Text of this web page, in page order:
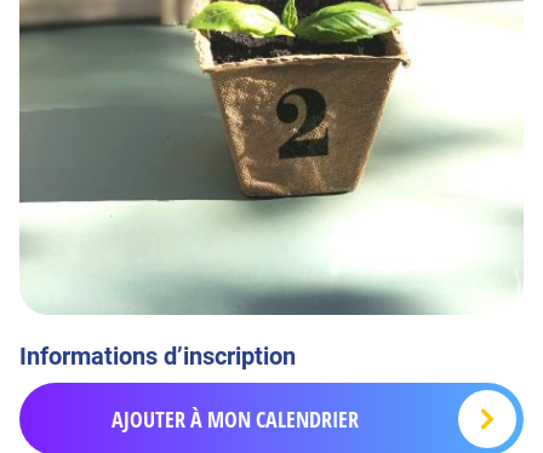
Informations d’inscription
AJOUTER À MON CALENDRIER